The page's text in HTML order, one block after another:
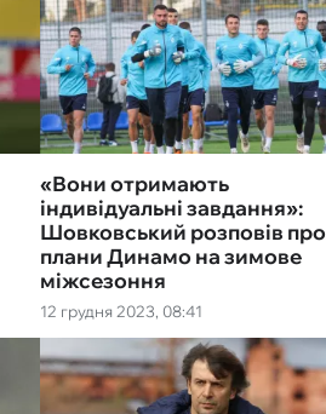
12 грудня 2023, 08:41
«Вони отримають
індивідуальні завдання»:
Шовковський розповів про
плани Динамо на зимове
міжсезоння